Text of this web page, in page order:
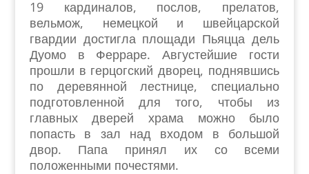
19 кардиналов, послов, прелатов,
вельмож, немецкой и швейцарской
гвардии достигла площади Пьяцца дель
Дуомо в Ферраре. Августейшие гости
прошли в герцогский дворец, поднявшись
по деревянной лестнице, специально
подготовленной для того, чтобы из
главных дверей храма можно было
попасть в зал над входом в большой
двор. Папа принял их со всеми
положенными почестями.